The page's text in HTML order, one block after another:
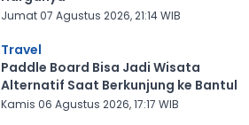
Jumat 07 Agustus 2026, 21:14 WIB
Travel
Paddle Board Bisa Jadi Wisata
Alternatif Saat Berkunjung ke Bantul
Kamis 06 Agustus 2026, 17:17 WIB